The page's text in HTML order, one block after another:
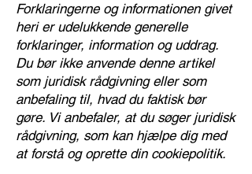
Forklaringerne og informationen givet
heri er udelukkende generelle
forklaringer, information og uddrag.
Du bør ikke anvende denne artikel
som juridisk rådgivning eller som
anbefaling til, hvad du faktisk bør
gøre. Vi anbefaler, at du søger juridisk
rådgivning, som kan hjælpe dig med
at forstå og oprette din cookiepolitik.